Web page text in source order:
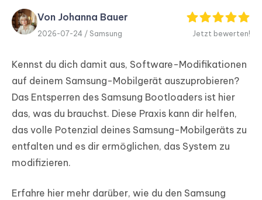
PDNob
PDF
Editor
Neu
iAnyGo
Von Johanna Bauer
2026-07-24 / Samsung Jetzt bewerten!
Kennst du dich damit aus, Software-Modifikationen
auf deinem Samsung-Mobilgerät auszuprobieren?
Das Entsperren des Samsung Bootloaders ist hier
das, was du brauchst. Diese Praxis kann dir helfen,
das volle Potenzial deines Samsung-Mobilgeräts zu
entfalten und es dir ermöglichen, das System zu
modifizieren.
Erfahre hier mehr darüber, wie du den Samsung